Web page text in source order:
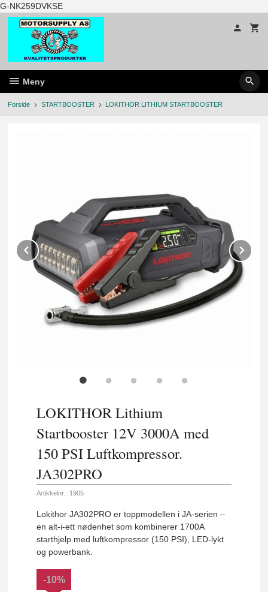
G-NK259DVKSEGå
til
innholdet
Meny
Forside STARTBOOSTER LOKITHOR LITHIUM STARTBOOSTER
Prev
LOKITHOR Lithium
Startbooster 12V 3000A med
150 PSI Luftkompressor.
JA302PRO
Artikkelnr.: 1905
Lokithor JA302PRO er toppmodellen i JA-serien –
en alt-i-ett nødenhet som kombinerer 1700A
starthjelp med luftkompressor (150 PSI), LED-lykt
og powerbank.
-10%